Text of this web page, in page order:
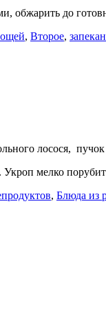
обжарить до
, Второе,
лосося,
мелко
, Блюда из